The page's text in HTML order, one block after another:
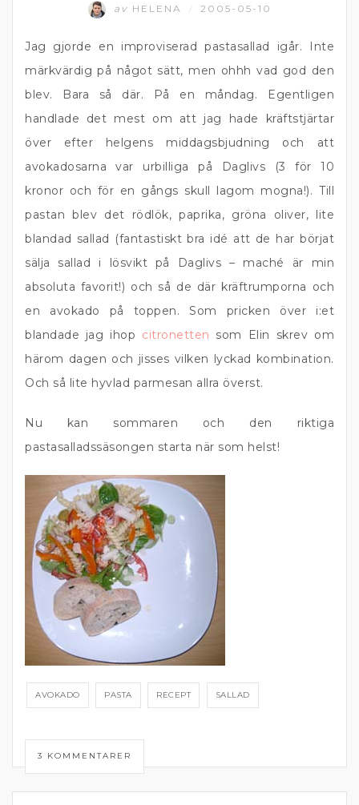
av HELENA 2005-05-10
Jag gjorde en improviserad pastasallad igår. Inte
märkvärdig på något sätt, men ohhh vad god den
blev. Bara så där. På en måndag. Egentligen
handlade det mest om att jag hade kräftstjärtar
över efter helgens middagsbjudning och att
avokadosarna var urbilliga på Daglivs (3 för 10
kronor och för en gångs skull lagom mogna!). Till
pastan blev det rödlök, paprika, gröna oliver, lite
blandad sallad (fantastiskt bra idé att de har börjat
sälja sallad i lösvikt på Daglivs – maché är min
absoluta favorit!) och så de där kräftrumporna och
en avokado på toppen. Som pricken över i:et
blandade jag ihop citronetten som Elin skrev om
härom dagen och jisses vilken lyckad kombination.
Och så lite hyvlad parmesan allra överst.
Nu kan sommaren och den riktiga
pastasalladssäsongen starta när som helst!
AVOKADO PASTA RECEPT SALLAD
3 KOMMENTARER